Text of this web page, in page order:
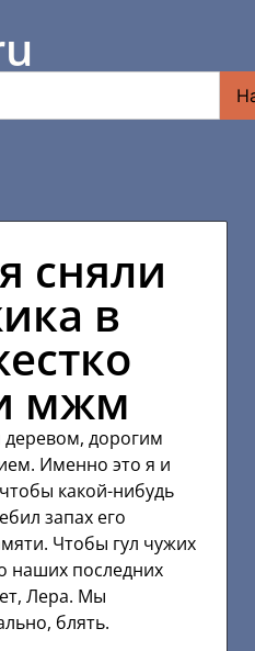
сняли
в
мжм
дорогим
Именно это я и
какой-нибудь
запах его
Чтобы гул чужих
наших последних
Лера. Мы
блять.